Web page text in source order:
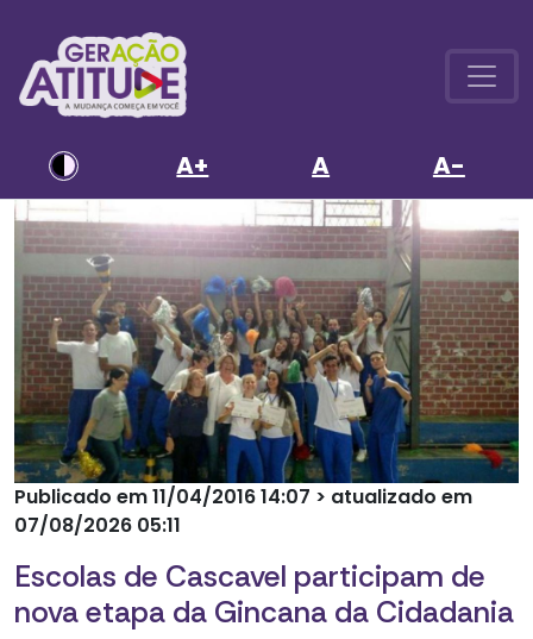
A+ A A-
Publicado em 11/04/2016 14:07 > atualizado em
07/08/2026 05:11
Escolas de Cascavel participam de
nova etapa da Gincana da Cidadania